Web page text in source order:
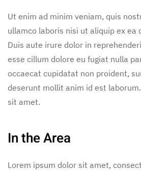
Ut enim ad minim veniam, quis
ullamco laboris nisi ut aliquip ex ea
Duis aute irure dolor in
esse cillum dolore eu fugiat nulla
occaecat cupidatat non proident,
deserunt mollit anim id est
sit amet.
In the Area
Lorem ipsum dolor sit amet,